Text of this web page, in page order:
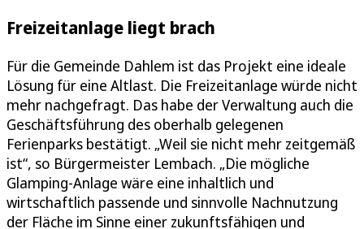
Freizeitanlage liegt brach
Für die Gemeinde Dahlem ist das Projekt eine ideale
Lösung für eine Altlast. Die Freizeitanlage würde nicht
mehr nachgefragt. Das habe der Verwaltung auch die
Geschäftsführung des oberhalb gelegenen
Ferienparks bestätigt. „Weil sie nicht mehr zeitgemäß
ist“, so Bürgermeister Lembach. „Die mögliche
Glamping-Anlage wäre eine inhaltlich und
wirtschaftlich passende und sinnvolle Nachnutzung
der Fläche im Sinne einer zukunftsfähigen und